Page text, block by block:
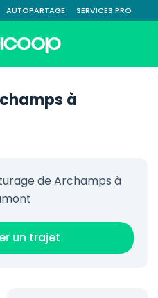
AUTOPARTAGE SERVICES PRO
à
de Archamps à
un trajet